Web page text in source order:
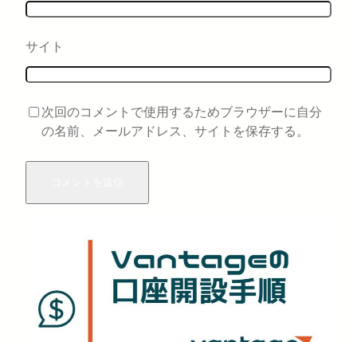
サイト
次回のコメントで使用するためブラウザーに自分
の名前、メールアドレス、サイトを保存する。